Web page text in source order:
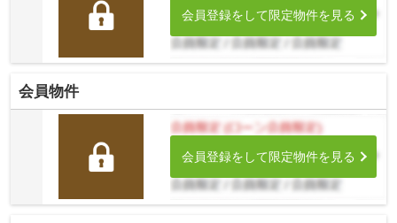
会員登録をして限定物件を見る
会員物件
会員登録をして限定物件を見る